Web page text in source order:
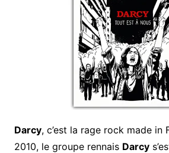
Darcy, c’est la rage rock made in
2010, le groupe rennais Darcy